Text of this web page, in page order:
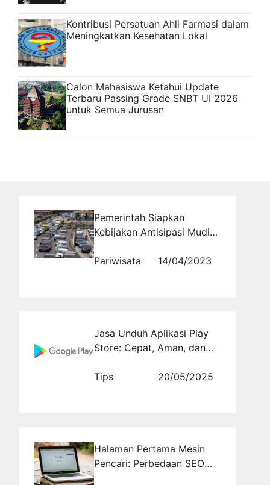
Kontribusi Persatuan Ahli Farmasi dalam
Meningkatkan Kesehatan Lokal
Calon Mahasiswa Ketahui Update
Terbaru Passing Grade SNBT UI 2026
untuk Semua Jurusan
Pemerintah Siapkan
Kebijakan Antisipasi Mudik
Pariwisata
14/04/2023
Jasa Unduh Aplikasi Play
Store: Cepat, Aman, dan
Tips
20/05/2025
Halaman Pertama Mesin
Pencari: Perbedaan SEO